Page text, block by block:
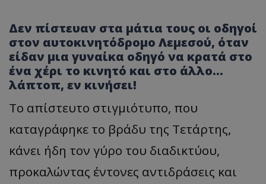
Δεν πίστευαν στα μάτια τους οι οδηγοί
στον αυτοκινητόδρομο Λεμεσού, όταν
είδαν μια γυναίκα οδηγό να κρατά στο
ένα χέρι το κινητό και στο άλλο…
λάπτοπ, εν κινήσει!
Το απίστευτο στιγμιότυπο, που
καταγράφηκε το βράδυ της Τετάρτης,
κάνει ήδη τον γύρο του διαδικτύου,
προκαλώντας έντονες αντιδράσεις και